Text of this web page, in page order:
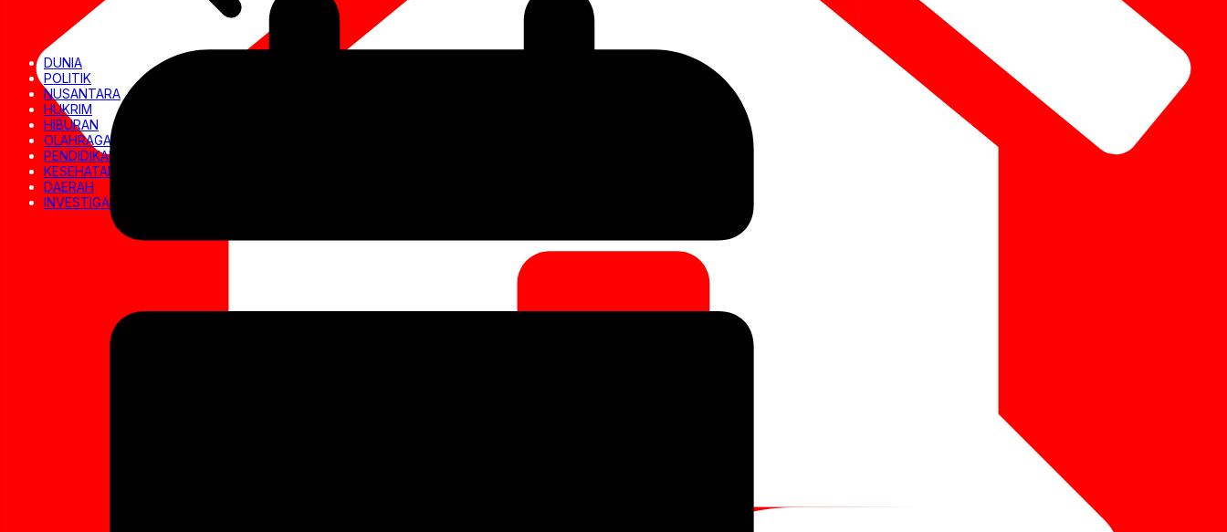
DUNIA
POLITIK
NUSANTARA
HUKRIM
HIBURAN
OLAHRAGA
PENDIDIKAN
KESEHATAN
DAERAH
INVESTIGASI